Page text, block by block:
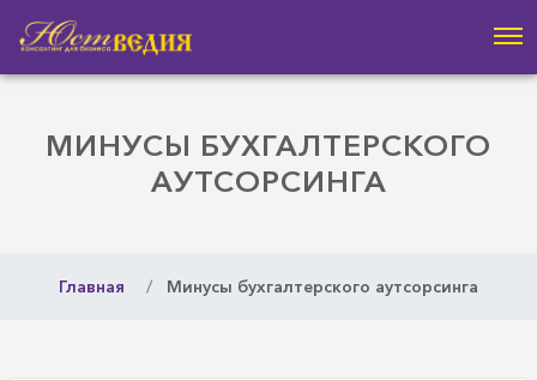
МИНУСЫ БУХГАЛТЕРСКОГО
АУТСОРСИНГА
Главная Минусы бухгалтерского аутсорсинга